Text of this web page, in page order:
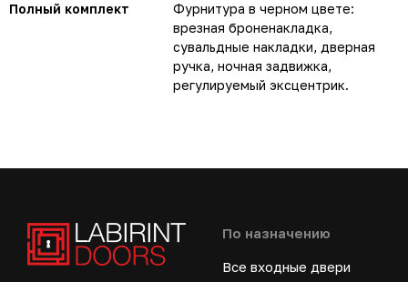
Полный комплект
Фурнитура в черном цвете:
врезная броненакладка,
сувальдные накладки, дверная
ручка, ночная задвижка,
регулируемый эксцентрик.
По назначению
Все входные двери